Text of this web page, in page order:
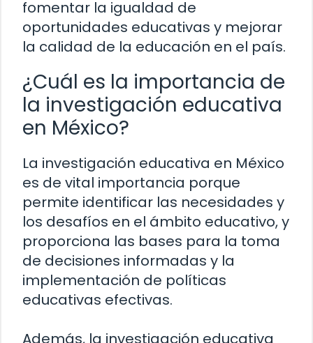
fomentar la igualdad de
oportunidades educativas y mejorar
la calidad de la educación en el país.
¿Cuál es la importancia de
la investigación educativa
en México?
La investigación educativa en México
es de vital importancia porque
permite identificar las necesidades y
los desafíos en el ámbito educativo, y
proporciona las bases para la toma
de decisiones informadas y la
implementación de políticas
educativas efectivas.
Además, la investigación educativa